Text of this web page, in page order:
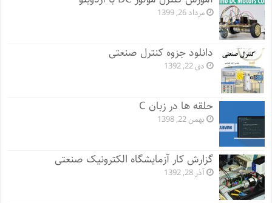
مرداد 26, 1399
دانلود جزوه کنترل صنعتی
دی 22, 1392
حلقه ها در زبان C
بهمن 22, 1398
گزارش کار آزمایشگاه الکترونیک صنعتی
آذر 28, 1392